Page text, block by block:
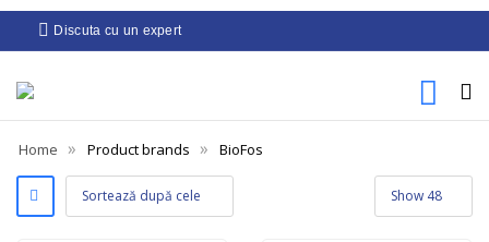
Discuta cu un expert
Home » Product brands » BioFos